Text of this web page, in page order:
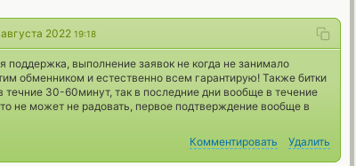
2022 19:18
поддержка, выполнение заявок не когда не занимало
обменником и естественно всем гарантирую! Также битки
течние 30-60минут, так в последние дни вообще в течение
не может не радовать, первое подтверждение вообще в
Комментировать Удалить